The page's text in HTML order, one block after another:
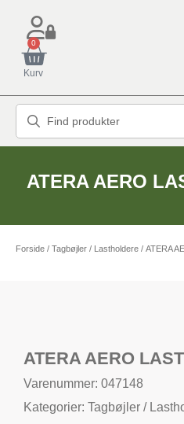
0
Kurv
ATERA AERO
Forside / Tagbøjler / Lastholdere / ATERA
ATERA AERO
Varenummer: 047148
Kategorier: Tagbøjler /